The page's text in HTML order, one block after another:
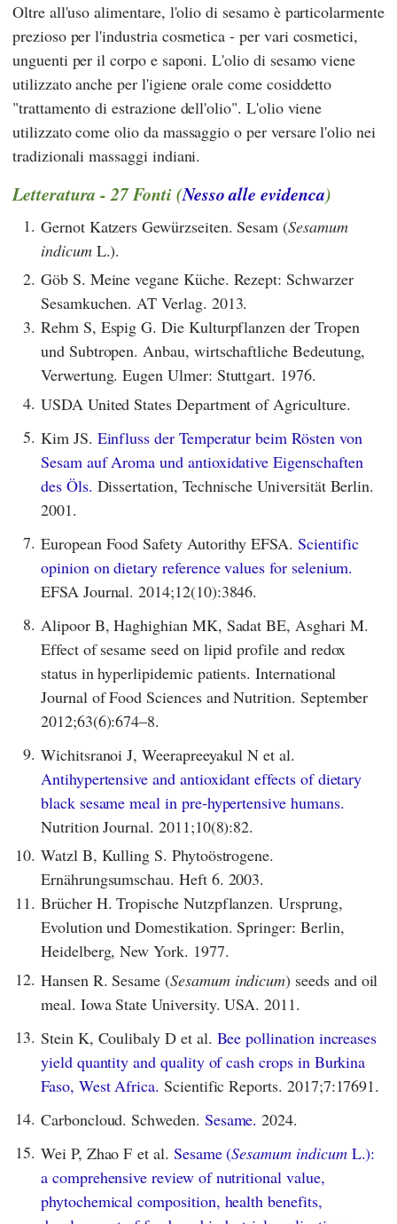
Oltre all'uso alimentare, l'olio di sesamo è particolarmente
prezioso per l'industria cosmetica - per vari cosmetici,
unguenti per il corpo e saponi. L'olio di sesamo viene
utilizzato anche per l'igiene orale come cosiddetto
"trattamento di estrazione dell'olio". L'olio viene
utilizzato come olio da massaggio o per versare l'olio nei
tradizionali massaggi indiani.
Letteratura - 27 Fonti (Nesso alle evidenca)
1. Gernot Katzers Gewürzseiten. Sesam (Sesamum
indicumL.).
2. Göb S. Meine vegane Küche. Rezept: Schwarzer
Sesamkuchen. AT Verlag. 2013.
3. Rehm S, Espig G. Die Kulturpflanzen der Tropen
und Subtropen. Anbau, wirtschaftliche Bedeutung,
Verwertung. Eugen Ulmer: Stuttgart. 1976.
4. USDA United States Department of Agriculture.
5. Kim JS. Einfluss der Temperatur beim Rösten von
Sesam auf Aroma und antioxidative Eigenschaften
des Öls. Dissertation, Technische Universität Berlin.
2001.
7. European Food Safety Autorithy EFSA.Scientific
opinion on dietary reference values for selenium.
EFSA Journal. 2014;12(10):3846.
8. Alipoor B, Haghighian MK, Sadat BE, Asghari M.
Effect of sesame seed on lipid profile and redox
status in hyperlipidemic patients. International
Journal of Food Sciences and Nutrition. September
2012;63(6):674–8.
9. Wichitsranoi J, Weerapreeyakul N et al.
Antihypertensive and antioxidant effects of dietary
black sesame meal in pre-hypertensive humans.
Nutrition Journal. 2011;10(8):82.
10. Watzl B, Kulling S. Phytoöstrogene.
Ernährungsumschau. Heft 6. 2003.
11. Brücher H. Tropische Nutzpflanzen. Ursprung,
Evolution und Domestikation. Springer: Berlin,
Heidelberg, New York. 1977.
12. Hansen R. Sesame (Sesamum indicum) seeds and oil
meal. Iowa State University. USA. 2011.
13. Stein K, Coulibaly D et al. Bee pollination increases
yield quantity and quality of cash crops in Burkina
Faso, West Africa. Scientific Reports. 2017;7:17691.
14. Carboncloud. Schweden. Sesame. 2024.
15. Wei P, Zhao F et al. Sesame (Sesamum indicumL.):
a comprehensive review of nutritional value,
phytochemical composition, health benefits,